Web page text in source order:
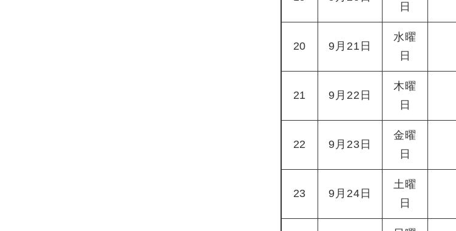
日
20 9月21日
水曜
日
21 9月22日
木曜
日
22 9月23日
金曜
日
23 9月24日
土曜
日